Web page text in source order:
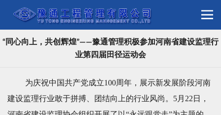
“同心向上，共创辉煌”——豫通管理积极参加河南省建设监理行
业第四届田径运动会
为庆祝中国共产党成立100周年，展示新发展阶段河南
建设监理行业敢于拼搏、团结向上的行业风尚。5月22日，